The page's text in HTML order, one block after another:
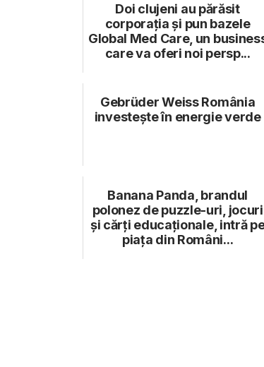
Doi clujeni au părăsit
corporația și pun bazele
Global Med Care, un
care va oferi noi persp...
Gebrüder Weiss România
investește în energie verde
Banana Panda, brandul
polonez de puzzle-uri, jocuri
și cărți educaționale, intră
piața din Români...